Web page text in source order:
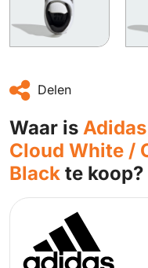
Delen
Waar is
Cloud White /
Black te koop?